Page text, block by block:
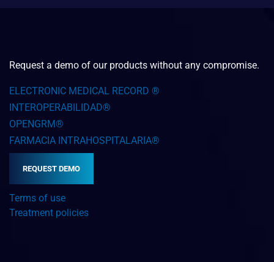
Request a demo of our products without any compromise.
ELECTRONIC MEDICAL RECORD ®
INTEROPERABILIDAD®
OPENGRM®
FARMACIA INTRAHOSPITALARIA®
REQUEST DEMO
Terms of use
Treatment policies